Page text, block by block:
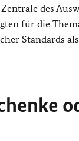
des
für die
Standards